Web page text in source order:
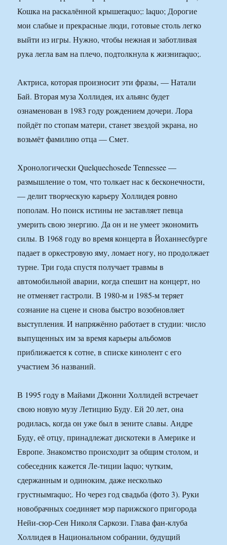
Кошка на раскалённой крышеraquo;: laquo; Дорогие
мои слабые и прекрасные люди, готовые столь легко
выйти из игры. Нужно, чтобы нежная и заботливая
рука легла вам на плечо, подтолкнула к жизниraquo;.
Актриса, которая произносит эти фразы, — Натали
Бай. Вторая муза Холлидея, их альянс будет
ознаменован в 1983 году рождением дочери. Лора
пойдёт по стопам матери, станет звездой экрана, но
возьмёт фамилию отца — Смет.
Хронологически Quelquechosede Tennessee —
размышление о том, что толкает нас к бесконечности,
— делит творческую карьеру Холлидея ровно
пополам. Но поиск истины не заставляет певца
умерить свою энергию. Да он и не умеет экономить
силы. В 1968 году во время концерта в Йоханнесбурге
падает в оркестровую яму, ломает ногу, но продолжает
турне. Три года спустя получает травмы в
автомобильной аварии, когда спешит на концерт, но
не отменяет гастроли. В 1980-м и 1985-м теряет
сознание на сцене и снова быстро возобновляет
выступления. И напряжённо работает в студии: число
выпущенных им за время карьеры альбомов
приближается к сотне, в списке кинолент с его
участием 36 названий.
В 1995 году в Майами Джонни Холлидей встречает
свою новую музу Летицию Буду. Ей 20 лет, она
родилась, когда он уже был в зените славы. Андре
Буду, её отцу, принадлежат дискотеки в Америке и
Европе. Знакомство происходит за общим столом, и
собеседник кажется Ле-тиции laquo; чутким,
сдержанным и одиноким, даже несколько
грустнымraquo;. Но через год свадьба (фото 3). Руки
новобрачных соединяет мэр парижского пригорода
Нейи-сюр-Сен Николя Саркози. Глава фан-клуба
Холлидея в Национальном собрании, будущий